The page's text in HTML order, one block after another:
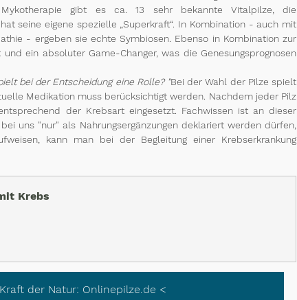
gibt es ca. 13 sehr bekannte Vitalpilze, die
seine eigene spezielle „Superkraft“. In Kombination - auch mit
- ergeben sie echte Symbiosen. Ebenso in Kombination zur
ein absoluter Game-Changer, was die Genesungsprognosen
bei der Entscheidung eine Rolle? "Bei der Wahl der Pilze spielt
Medikation muss berücksichtigt werden. Nachdem jeder Pilz
der Krebsart eingesetzt. Fachwissen ist an dieser
uns "nur" als Nahrungsergänzungen deklariert werden dürfen,
kann man bei der Begleitung einer Krebserkrankung
Krebs
der Natur: Onlinepilze.de <